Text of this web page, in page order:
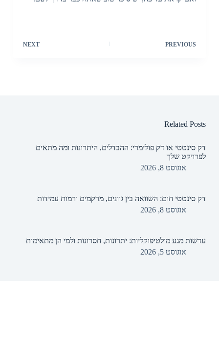
PREVIOUS
NEXT
Related Posts
דק סינטטי או דק פולימרי: ההבדלים, היתרונות ומה מתאים
לפרויקט שלך
אוגוסט 8, 2026
דק סינטטי חום: השוואה בין גוונים, מרקמים ורמות עמידות
אוגוסט 8, 2026
עדשות מגע מולטיפוקליות: יתרונות, חסרונות ולמי הן מתאימות
אוגוסט 5, 2026